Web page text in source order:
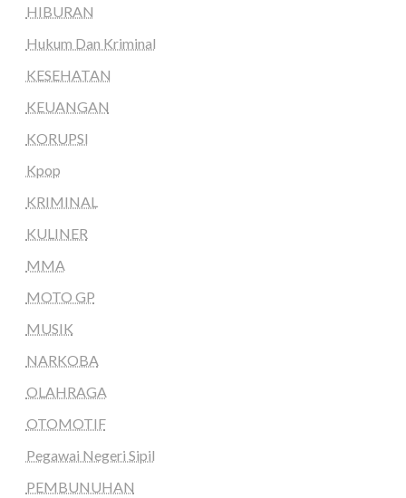
HIBURAN
Hukum Dan Kriminal
KESEHATAN
KEUANGAN
KORUPSI
Kpop
KRIMINAL
KULINER
MMA
MOTO GP
MUSIK
NARKOBA
OLAHRAGA
OTOMOTIF
Pegawai Negeri Sipil
PEMBUNUHAN